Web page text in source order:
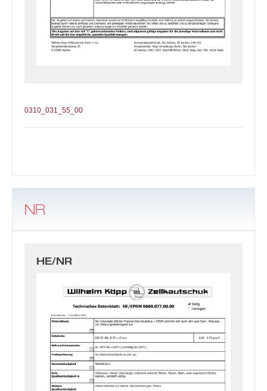
0310_031_55_00
NR
HE/NR